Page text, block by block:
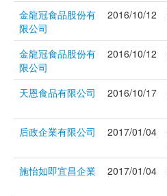
金龍冠食品股份有
限公司
2016/10/12
金龍冠食品股份有
限公司
2016/10/12
天恩食品有限公司 2016/10/17
后政企業有限公司 2017/01/04
施怡如即宜昌企業
2017/01/04